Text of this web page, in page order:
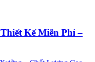
Kế Miễn Phí –